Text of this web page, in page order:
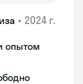
• 2024 г.
опытом